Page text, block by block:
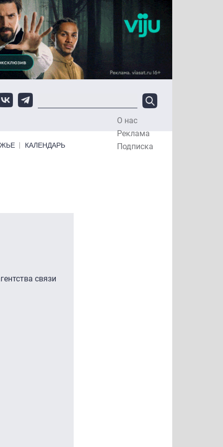
О нас
Реклама
Подписка
КАЛЕНДАРЬ
связи